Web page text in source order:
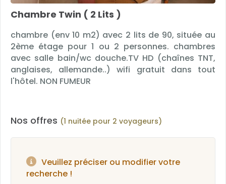
Chambre Twin ( 2 Lits )
chambre (env 10 m2) avec 2 lits de 90, située au
2ème étage pour 1 ou 2 personnes. chambres
avec salle bain/wc douche.TV HD (chaînes TNT,
anglaises, allemande..) wifi gratuit dans tout
l'hôtel. NON FUMEUR
Nos offres (1 nuitée pour 2 voyageurs)
Veuillez préciser ou modifier votre
recherche !